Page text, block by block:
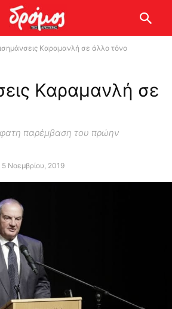
Καραμανλή σε άλλο τόνο
Καραμανλή σε
παρέμβαση του πρώην
5 Νοεμβρίου, 2019